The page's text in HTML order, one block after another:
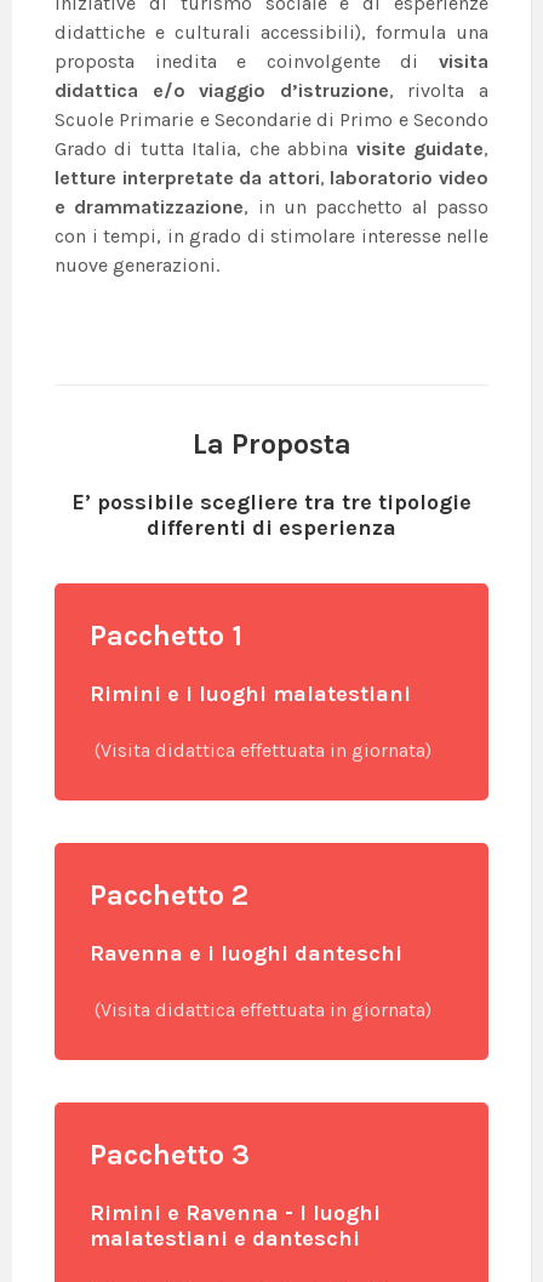
didattiche e culturali accessibili), formula una
proposta inedita e coinvolgente di visita
didattica e/o viaggio d’istruzione, rivolta a
Scuole Primarie e Secondarie di Primo e Secondo
Grado di tutta Italia, che abbina visite guidate,
letture interpretate da attori, laboratorio video
e drammatizzazione, in un pacchetto al passo
con i tempi, in grado di stimolare interesse nelle
nuove generazioni.
La Proposta
E’ possibile scegliere tra tre tipologie
differenti di esperienza
Pacchetto 1
Rimini e i luoghi malatestiani
(Visita didattica effettuata in giornata)
Pacchetto 2
Ravenna e i luoghi danteschi
(Visita didattica effettuata in giornata)
Pacchetto 3
Rimini e Ravenna - I luoghi
malatestiani e danteschi